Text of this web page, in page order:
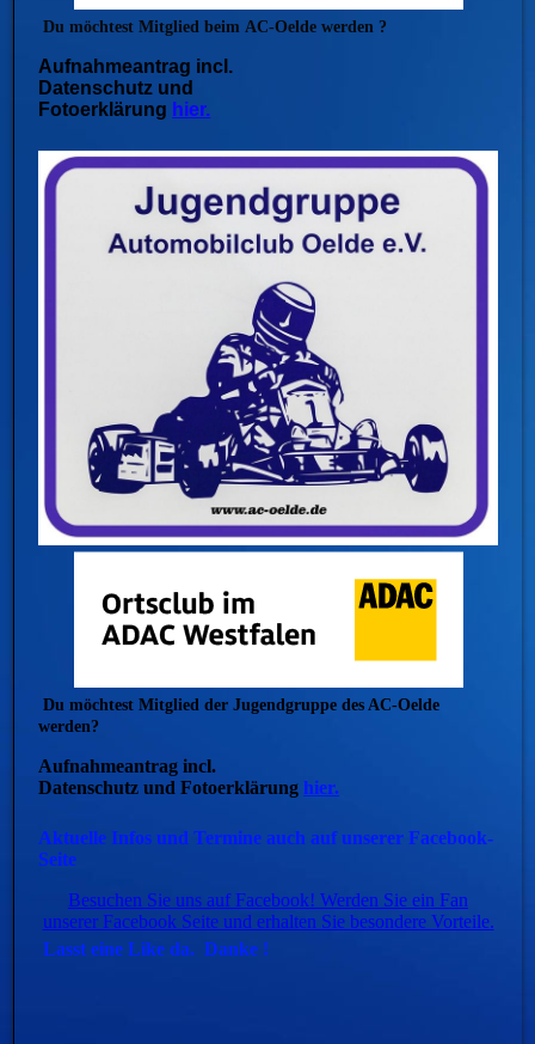
Du möchtest Mitglied beimAC-Oelde werden ?
Aufnahmeantrag incl.
Datenschutz und
Fotoerklärung hier.
Du möchtest Mitglied der Jugendgruppe des AC-Oelde
werden?
Aufnahmeantrag incl.
Datenschutz und Fotoerklärunghier.
Aktuelle Infos und Termine auch auf unserer Facebook-
Seite
Besuchen Sie uns auf Facebook! Werden Sie ein Fan
unserer Facebook Seite und erhalten Sie besondere Vorteile.
Lasst eine Like da. Danke !